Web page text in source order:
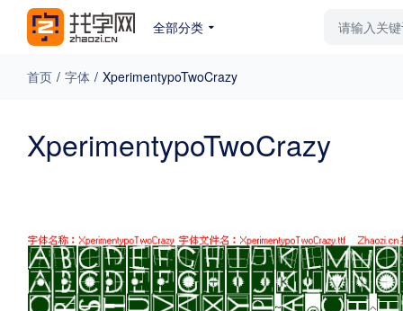
全部分类
最新字体
免费下载 收费下载
硬笔手写 更多
首页 / 字体 / XperimentypoTwoCrazy
XperimentypoTwoCrazy